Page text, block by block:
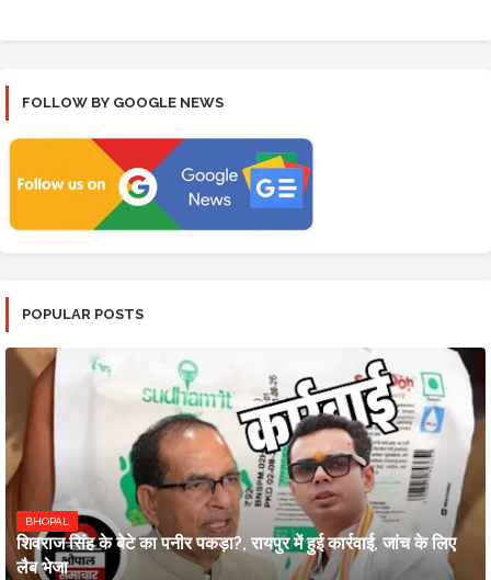
FOLLOW BY GOOGLE NEWS
POPULAR POSTS
BHOPAL
शिवराज सिंह के बेटे का पनीर पकड़ा?, रायपुर में हुई कार्रवाई, जांच के लिए
लैब भेजा